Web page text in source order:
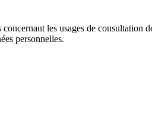
les usages de consultation
personnelles.